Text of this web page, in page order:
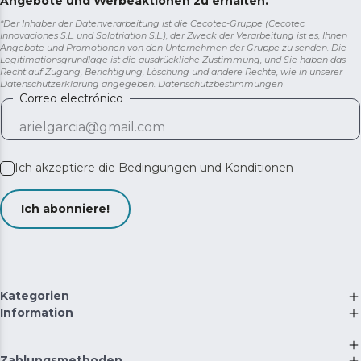
Tür an die Gegebenheiten des Raums anzupassen.
Geräuscharmer und effizienter Betrieb. Inverter-Plus-
Kompressor: passt die Leistung an die Anforderungen
des Kühlschranks an. Dies senkt nicht nur den
Energieverbrauch, sondern verlängert auch die
Lebensdauer des Geräts.
Abmessungen: 1850x595x680 mm. Mit seinen
kompakten Maßen von 2010 x 595 x 680 mm passt
dieser Kühlschrank perfekt in jede Küche. Er bietet ein
großes Fassungsvermögen, ohne dabei übermäßig viel
Platz einzunehmen.
*Der Inhaber der Datenverarbeitung ist die Cecotec-Gruppe (Cecotec
Innovaciones S.L. und Solotriatlon S.L.), der Zweck der Verarbeitung ist es, Ihnen
Angebote und Promotionen von den Unternehmen der Gruppe zu senden. Die
Legitimationsgrundlage ist die ausdrückliche Zustimmung, und Sie haben das
Recht auf Zugang, Berichtigung, Löschung und andere Rechte, wie in unserer
Datenschutzerklärung angegeben. Datenschutzbestimmungen
Correo electrónico
Ich akzeptiere die Bedingungen und Konditionen
Ich abonniere!
Kategorien
Information